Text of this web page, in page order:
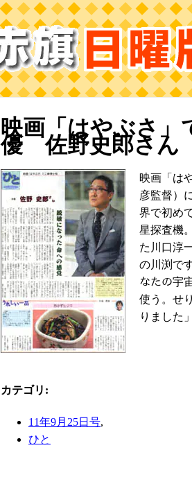
映画「はやぶさ
優 佐野史郎さん
映画「は
彦監督）
界で初め
星探査機
た川口淳
の川渕で
なたの宇
使う。せ
りました」
カテゴリ :
11年9月25日号,
ひと